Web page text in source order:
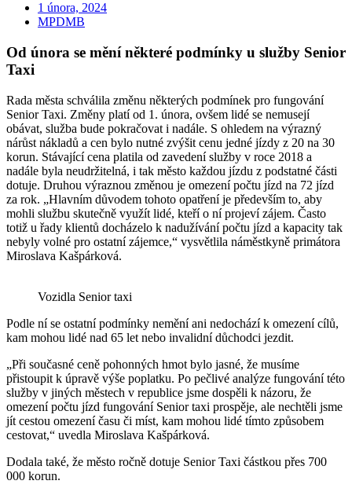
1 února, 2024
MPDMB
Od února se mění některé podmínky u služby Senior
Taxi
Rada města schválila změnu některých podmínek pro fungování
Senior Taxi. Změny platí od 1. února, ovšem lidé se nemusejí
obávat, služba bude pokračovat i nadále. S ohledem na výrazný
nárůst nákladů a cen bylo nutné zvýšit cenu jedné jízdy z 20 na 30
korun. Stávající cena platila od zavedení služby v roce 2018 a
nadále byla neudržitelná, i tak město každou jízdu z podstatné části
dotuje. Druhou výraznou změnou je omezení počtu jízd na 72 jízd
za rok. „Hlavním důvodem tohoto opatření je především to, aby
mohli službu skutečně využít lidé, kteří o ní projeví zájem. Často
totiž u řady klientů docházelo k nadužívání počtu jízd a kapacity tak
nebyly volné pro ostatní zájemce,“ vysvětlila náměstkyně primátora
Miroslava Kašpárková.
Vozidla Senior taxi
Podle ní se ostatní podmínky nemění ani nedochází k omezení cílů,
kam mohou lidé nad 65 let nebo invalidní důchodci jezdit.
„Při současné ceně pohonných hmot bylo jasné, že musíme
přistoupit k úpravě výše poplatku. Po pečlivé analýze fungování této
služby v jiných městech v republice jsme dospěli k názoru, že
omezení počtu jízd fungování Senior taxi prospěje, ale nechtěli jsme
jít cestou omezení času či míst, kam mohou lidé tímto způsobem
cestovat,“ uvedla Miroslava Kašpárková.
Dodala také, že město ročně dotuje Senior Taxi částkou přes 700
000 korun.